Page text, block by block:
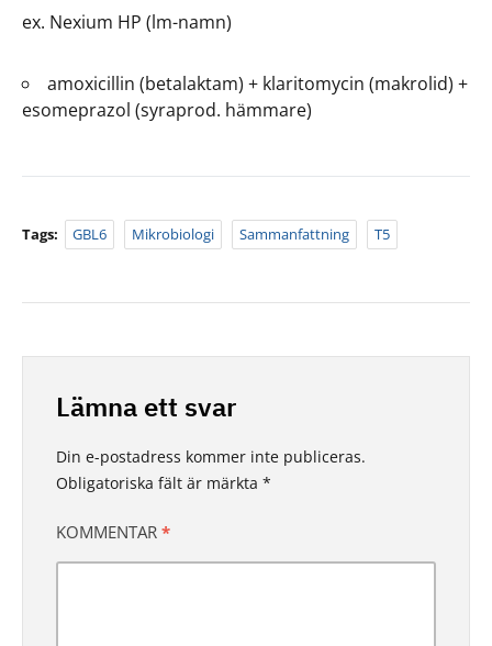
ex. Nexium HP (lm-namn)
amoxicillin (betalaktam) + klaritomycin (makrolid) +
esomeprazol (syraprod. hämmare)
Tags: GBL6 Mikrobiologi Sammanfattning T5
Lämna ett svar
Din e-postadress kommer inte publiceras.
Obligatoriska fält är märkta *
KOMMENTAR *